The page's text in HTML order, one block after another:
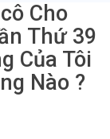
Cho
Thứ 39
Của Tôi
Nào ?